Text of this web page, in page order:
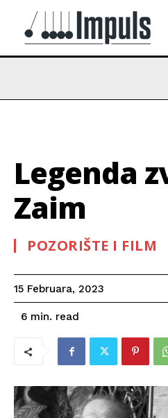
Legenda
Zaim
POZORIŠTE I FILM
15 Februara, 2023
6 min. read